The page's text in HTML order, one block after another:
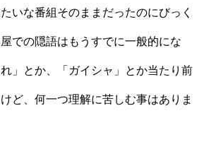
いな番組そのままだったのにびっく
での隠語はもうすでに一般的にな
」とか、「ガイシャ」とか当たり前
ど、何一つ理解に苦しむ事はありま